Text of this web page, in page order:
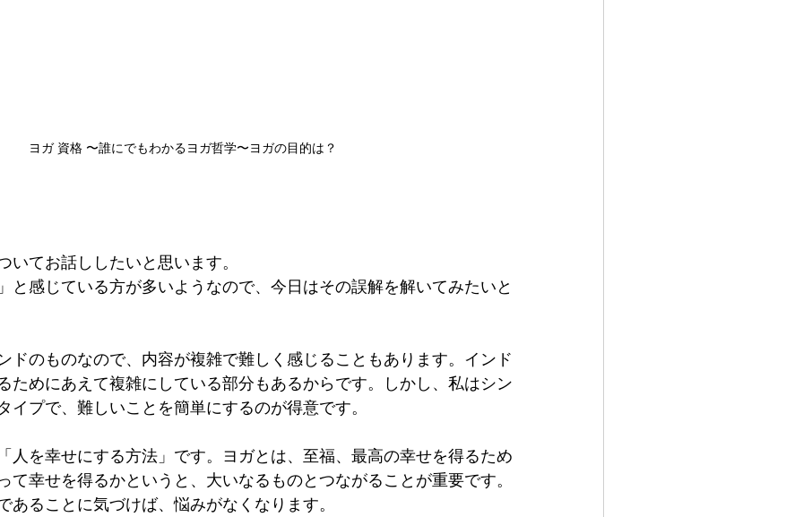
ヨガ 資格 〜誰にでもわかるヨガ哲学〜ヨガの目的は？
いてお話ししたいと思います。
と感じている方が多いようなので、今日はその誤解を解いてみたいと
ドのものなので、内容が複雑で難しく感じることもあります。インド
ためにあえて複雑にしている部分もあるからです。しかし、私はシン
イプで、難しいことを簡単にするのが得意です。
人を幸せにする方法」です。ヨガとは、至福、最高の幸せを得るため
て幸せを得るかというと、大いなるものとつながることが重要です。
あることに気づけば、悩みがなくなります。